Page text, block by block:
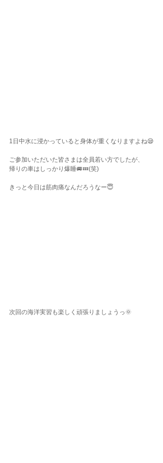
1日中水に浸かっていると身体が重くなりますよね😪
ご参加いただいた皆さまは全員若い方でしたが、
帰りの車はしっかり爆睡🚐💤(笑)
きっと今日は筋肉痛なんだろうなー😇
次回の海洋実習も楽しく頑張りましょうっ🌞